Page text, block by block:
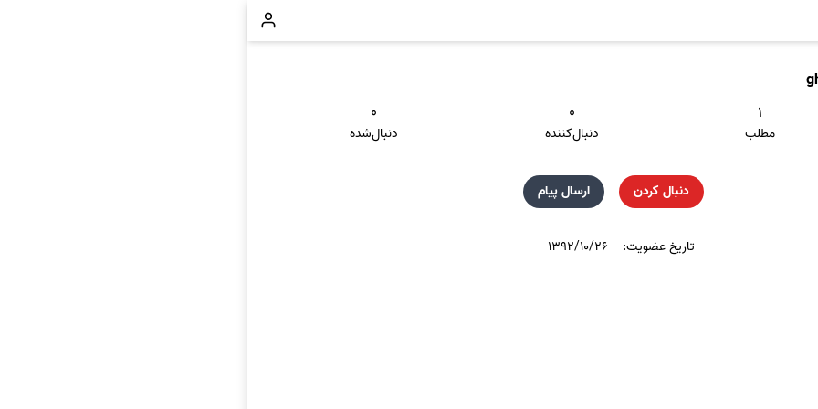
۱
مطلب
۰
دنبال‌کننده
۰
دنبال‌شده
دنبال کردن ارسال پیام
تاریخ عضویت: ۱۳۹۲/۱۰/۲۶